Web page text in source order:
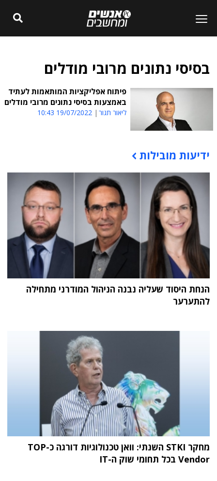
בסיסי נתונים מרובי מודלים
פיתוח אפליקציות המותאמות לעתיד
באמצעות בסיסי נתונים מרובי מודלים
ליאור תגור 19/07/2022 10:43
תוכן פרסומי
ידיעות מובילות
הנחת היסוד שעליה נבנה הניהול המודרני מתחילה
להתערער
מחקר STKI השנתי: וואן טכנולוגיות דורגה כ-TOP
Vendor בכל תחומי שוק ה-IT